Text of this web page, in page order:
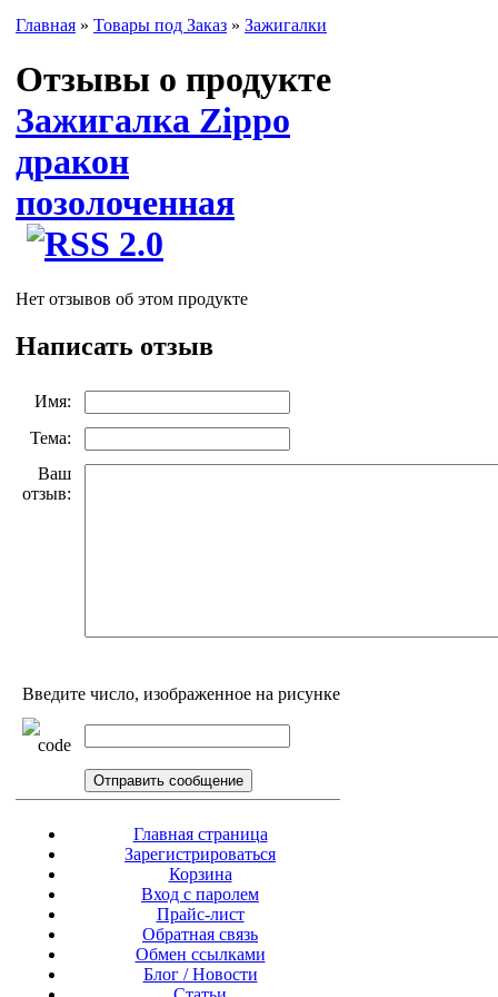
Главная » Товары под Заказ » Зажигалки
Отзывы о продукте
Зажигалка Zippo
дракон
позолоченная
Нет отзывов об этом продукте
Написать отзыв
Имя:
Тема:
Ваш
отзыв:
Введите число, изображенное на рисунке
Главная страница
Зарегистрироваться
Корзина
Вход с паролем
Прайс-лист
Обратная связь
Обмен ссылками
Блог / Новости